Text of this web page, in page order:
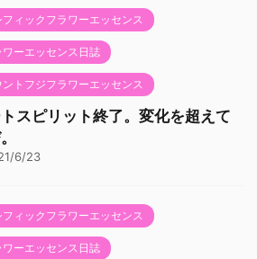
フィックフラワーエッセンス
ワーエッセンス日誌
ントフジフラワーエッセンス
スピリット終了。変化を超えて
6/23
フィックフラワーエッセンス
ワーエッセンス日誌